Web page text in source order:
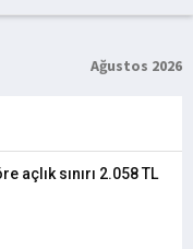
Ağustos 2026
açlık sınırı 2.058 TL